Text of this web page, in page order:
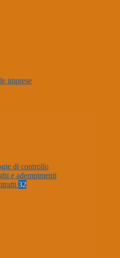
imprese
di controllo
e adempimenti
32